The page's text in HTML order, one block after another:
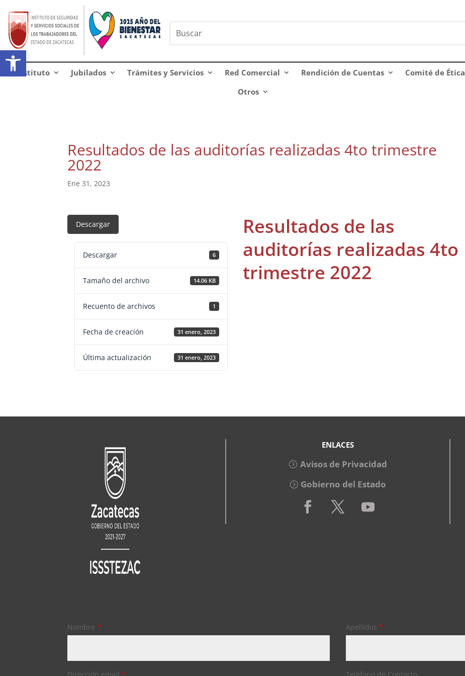
Abrir barra de herramientas
Instituto Jubilados Trámites y Servicios Red Comercial Rendición de Cuentas Comité de Ética
Otros
Resultados de las auditorías realizadas 4to trimestre
2022
Ene 31, 2023
Descargar
Descargar 6
Tamaño del archivo 14.06 KB
Recuento de archivos 1
Fecha de creación 31 enero, 2023
Última actualización 31 enero, 2023
Resultados de las
auditorías realizadas 4to
trimestre 2022
ENLACES
Avisos de Privacidad
Gobierno del Estado
Nombre* Apellidos*